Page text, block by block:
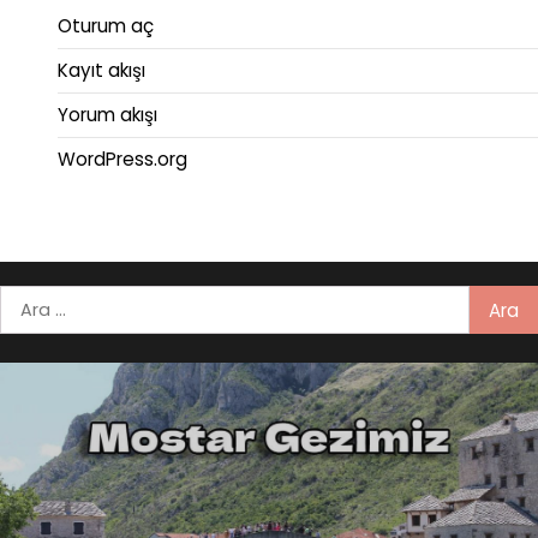
Oturum aç
Kayıt akışı
Yorum akışı
WordPress.org
Arama: